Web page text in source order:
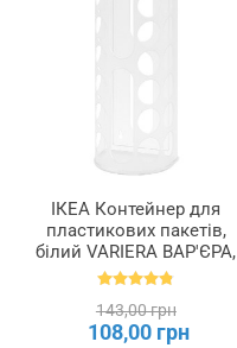
ІКЕА Контейнер для
пластикових пакетів,
білий VARIERA ВАР'ЄРА,
800.102.22
143,00 грн
108,00 грн